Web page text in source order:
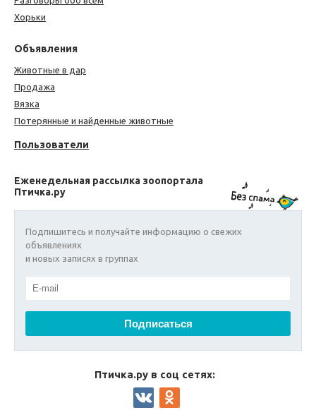
Хорьки
Объявления
Животные в дар
Продажа
Вязка
Потерянные и найденные животные
Пользователи
Еженедельная рассылка зоопортала
Птичка.ру
Подпишитесь и получайте информацию о свежих
объявлениях
и новых записях в группах
Птичка.ру в соц сетях: